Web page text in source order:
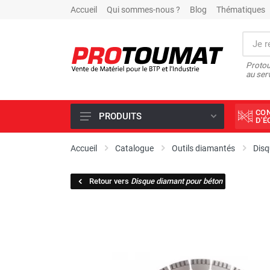
Accueil Qui sommes-nous ? Blog Thématiques
au
PROMOTIONS D'USINE
SCIAGE ET FORAGE
MATÉRIEL DE COMPACTAGE
PRODUITS
Accueil Catalogue Outils diamantés
Retour vers Disque diamant pour béton